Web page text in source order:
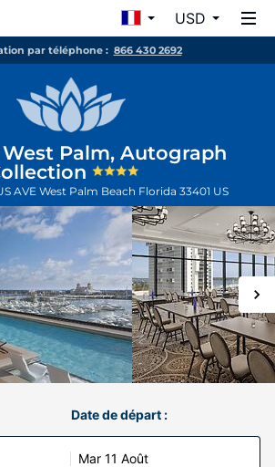
USD
par téléphone : 866 430 2692
Palm, Autograph
AVEWest Palm Beach Florida 33401 US
Date de départ :
Mar 11 Août